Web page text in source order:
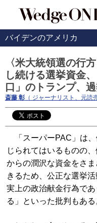
バイデンのアメリカ
〈米大統領選の行
し続ける選挙資金
口」のトランプ、
斎藤 彰 （ ジャーナリスト、元読
「スーパーPAC」は、
じられてはいるものの
からの潤沢な資金をさ
きるため、公正な選挙
実上の政治献金行為で
る」といった批判もある